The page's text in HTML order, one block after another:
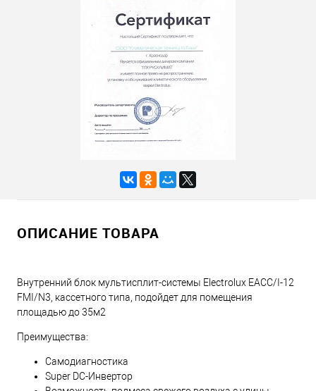
ОПИСАНИЕ ТОВАРА
Внутренний блок мультисплит-системы Electrolux EACС/I-12
FMI/N3, кассетного типа, подойдет для помещения
площадью до 35м2
Преимущества:
Самодиагностика
Super DC-Инвертор